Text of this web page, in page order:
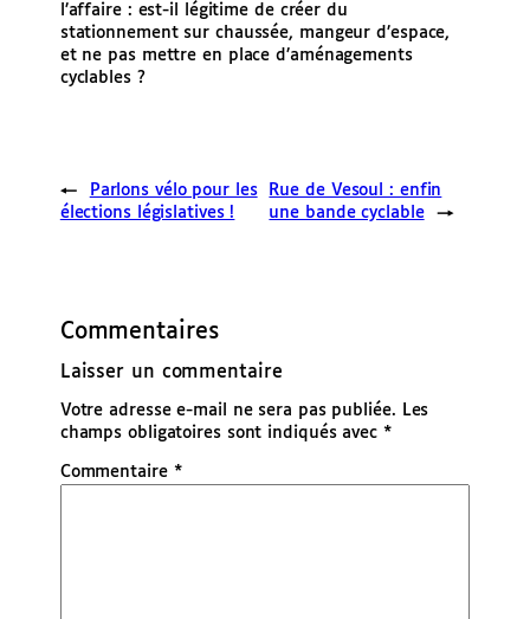
l’affaire : est-il légitime de créer du
stationnement sur chaussée, mangeur d’espace,
et ne pas mettre en place d’aménagements
cyclables ?
←
Parlons vélo pour les
élections législatives !
Rue de Vesoul : enfin
une bande cyclable
→
Commentaires
Laisser un commentaire
Votre adresse e-mail ne sera pas publiée.
Les
champs obligatoires sont indiqués avec *
Commentaire *